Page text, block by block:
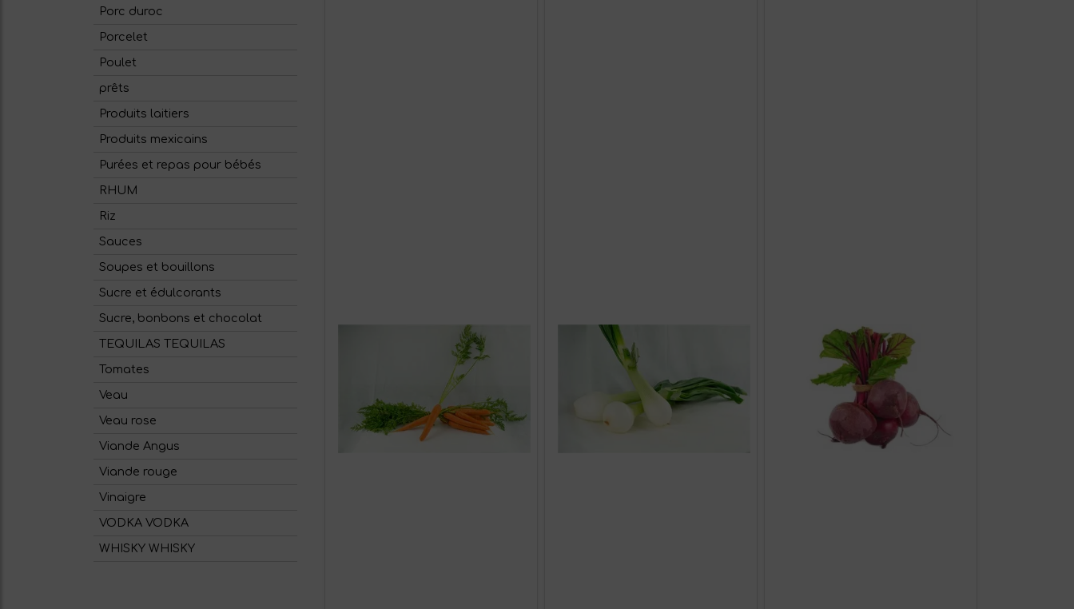
Porc duroc
Porcelet
Poulet
prêts
Produits laitiers
Produits mexicains
Purées et repas pour bébés
RHUM
Riz
Sauces
Soupes et bouillons
Sucre et édulcorants
Sucre, bonbons et chocolat
TEQUILAS TEQUILAS
Tomates
Veau
Veau rose
Viande Angus
Viande rouge
Vinaigre
VODKA VODKA
WHISKY WHISKY